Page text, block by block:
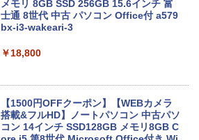
メモリ 8GB SSD 256GB 15.6インチ 富
士通 8世代 中古 パソコン Office付 a579
bx-i3-wakeari-3
￥18,800
【1500円OFFクーポン】【WEBカメラ
搭載&フルHD】ノートパソコン 中古パソ
コン 14インチ SSD128GB メモリ8GB C